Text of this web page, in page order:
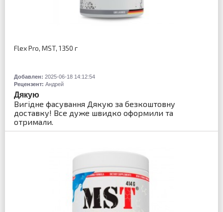
Flex Pro, MST, 1350 г
Добавлен: 2025-06-18 14:12:54
Рецензент: Андрей
Дякую
Вигідне фасування Дякую за безкоштовну
доставку! Все дуже швидко оформили та
отримали.